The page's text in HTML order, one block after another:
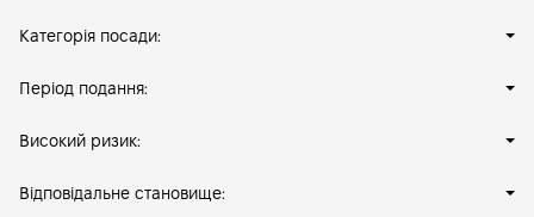
Категорія посади:
Період подання:
Високий ризик:
Відповідальне становище: